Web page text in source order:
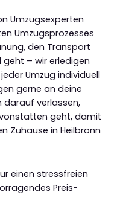
Umzugsexperten
Umzugsprozesses
den Transport
– wir erledigen
Umzug individuell
gerne an deine
darauf verlassen,
geht, damit
Zuhause in Heilbronn
einen stressfreien
Preis-